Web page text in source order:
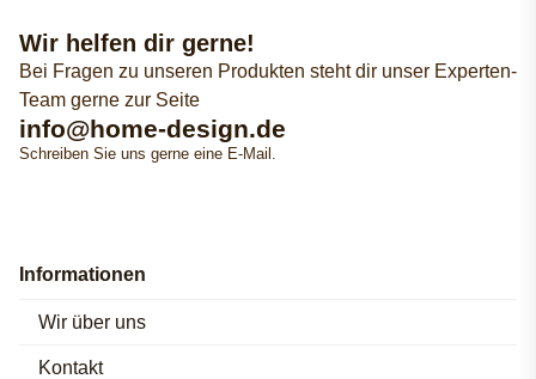
Wir helfen dir gerne!
Bei Fragen zu unseren Produkten steht dir unser Experten-
Team gerne zur Seite
info@home-design.de
Schreiben Sie uns gerne eine E-Mail.
Informationen
Wir über uns
Kontakt